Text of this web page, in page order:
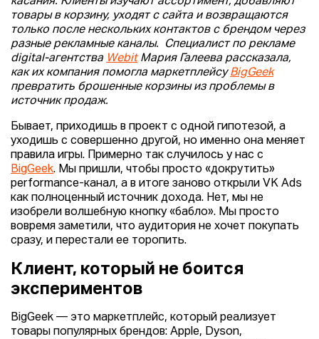
товары в корзину, уходят с сайта и возвращаются
только после нескольких контактов с брендом через
разные рекламные каналы. Cпециалист по рекламе
digital-агентства WebitМария Галеева рассказала,
как их компания помогла маркетплейсуBigGeek
превратить брошенные корзины из проблемы в
источник продаж.
Бывает, приходишь в проект с одной гипотезой, а
уходишь с совершенно другой, но именно она меняет
правила игры. Примерно так случилось у нас с
BigGeek. Мы пришли, чтобы просто «докрутить»
performance-канал, а в итоге заново открыли VK Ads
как полноценный источник дохода. Нет, мы не
изобрели волшебную кнопку «бабло». Мы просто
вовремя заметили, что аудитория не хочет покупать
сразу, и перестали ее торопить.
Клиент, который не боится
экспериментов
BigGeek — это маркетплейс, который реализует
товары популярных брендов: Apple, Dyson,